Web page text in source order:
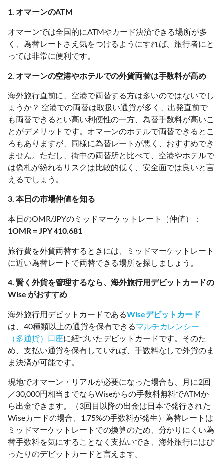
1. オマーンのATM
オマーンでは全国的にATMやカード決済できる場所が多
く、為替レートさえ気をつけるようにすれば、旅行者にと
っては非常に便利です。
2. オマーンの空港やホテルでの外貨両替は手数料が高め
海外旅行直前に、空港で両替する方は多いのではないでし
ょうか？ 空港での両替は取扱い通貨が多く、出発直前で
も両替できるとい高い利便性の一方、為替手数料が高いこ
とがデメリットです。オマーンのホテルで両替できるとこ
ろもありますが、同様に為替レートが悪く、おすすめでき
ません。ただし、街中の両替所と比べて、空港やホテルで
は偽札が紛れるリスクは比較的低く、安全面では良いと言
えるでしょう。
3. 本日の市場仲値を知る
本日のOMR/JPYのミッドマーケットレート（仲値）：
1OMR = JPY 410.681
旅行費を外貨両替するときには、ミッドマーケットレート
に近い為替レートで両替できる場所を探しましょう。
4. 賢く外貨を管理するなら、海外旅行用デビットカードの
Wise がおすすめ
海外旅行用デビットカードであるWiseデビットカード
は、40種類以上の通貨を保有できるマルチカレンシー
（多通貨）口座に紐づいたデビットカードです。そのた
め、支払い通貨を保有していれば、手数料なしで外貨のま
ま決済が可能です。
現地でオマーン・リアルが必要になった場合も、月に2回
／30,000円相当までならWiseからの手数料無料でATMか
ら出金できます。（3回目以降の出金は日本で発行された
Wiseカードの場合、1.75%の手数料が発生）為替レートは
ミッドマーケットレートでの換算のため、分かりにくい為
替手数料を気にすることなく支払いでき、海外旅行にはぴ
ったりのデビットカードと言えます。